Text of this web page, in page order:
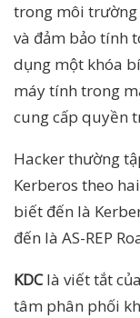
trong môi trường
và đảm bảo tính
dụng một khóa
máy tính trong
cung cấp quyền
Hacker thường
Kerberos theo
biết đến là
đến là AS-REP
KDClà viết tắt
tâm phân phối